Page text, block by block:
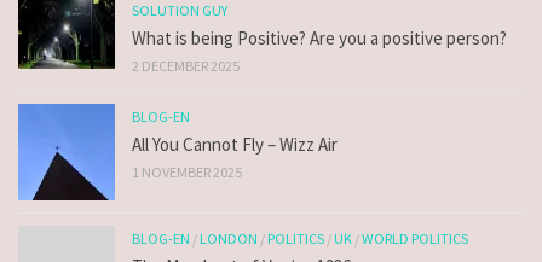
SOLUTION GUY
What is being Positive? Are you a positive person?
2 DECEMBER 2025
BLOG-EN
All You Cannot Fly – Wizz Air
1 NOVEMBER 2025
BLOG-EN /LONDON /POLITICS /UK /WORLD POLITICS